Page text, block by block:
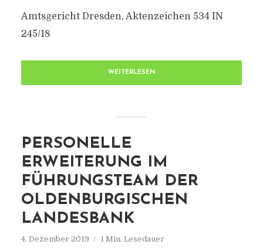
Amtsgericht Dresden, Aktenzeichen 534 IN
245/18
WEITERLESEN
PERSONELLE
ERWEITERUNG IM
FÜHRUNGSTEAM DER
OLDENBURGISCHEN
LANDESBANK
4. Dezember 2019 1 Min. Lesedauer